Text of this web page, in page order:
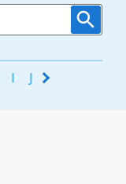
I J K